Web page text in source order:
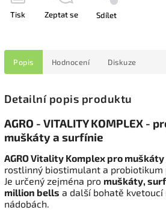
Tisk Zeptat se Sdílet
Popis Hodnocení Diskuze
Detailní popis produktu
AGRO - VITALITY KOMPLEX -
muškáty a surfínie
AGRO Vitality Komplex pro
rostlinný biostimulant a probiotikum
Je určený zejména pro muškáty,
million bells a další bohatě
nádobách.